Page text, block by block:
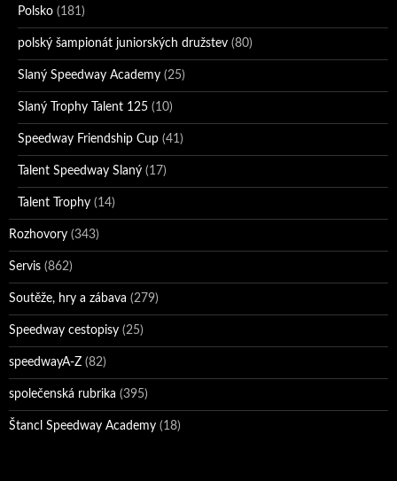
Polsko (181)
polský šampionát juniorských družstev (80)
Slaný Speedway Academy (25)
Slaný Trophy Talent 125 (10)
Speedway Friendship Cup (41)
Talent Speedway Slaný (17)
Talent Trophy (14)
Rozhovory (343)
Servis (862)
Soutěže, hry a zábava (279)
Speedway cestopisy (25)
speedwayA-Z (82)
společenská rubrika (395)
Štancl Speedway Academy (18)